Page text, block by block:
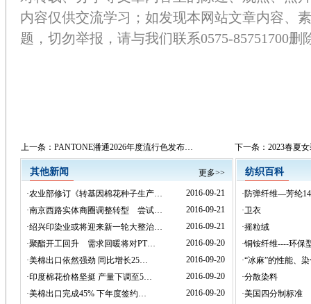
内容仅供交流学习；如发现本网站文章内容、
题，切勿举报，请与我们联系0575-85751700删
上一条： PANTONE潘通2026年度流行色发布… 下一条： 2023春夏
其他新闻 更多>>
·农业部修订《转基因棉花种子生产…
2016-09-21
·南京西路实体商圈调整转型 尝试…
2016-09-21
·绍兴印染业或将迎来新一轮大整治…
2016-09-21
·聚酯开工回升 需求回暖将对PT…
2016-09-20
·美棉出口依然强劲 同比增长25…
2016-09-20
·印度棉花价格坚挺 产量下调至5…
2016-09-20
·美棉出口完成45% 下年度签约…
2016-09-20
纺织百科
·防弹纤维—芳纶
·卫衣
·摇粒绒
·铜铵纤维----环保
·“冰麻”的性能、
·分散染料
·美国四分制标准